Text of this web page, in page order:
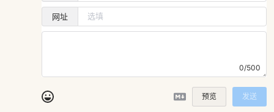
网址
0/500
预览 发送